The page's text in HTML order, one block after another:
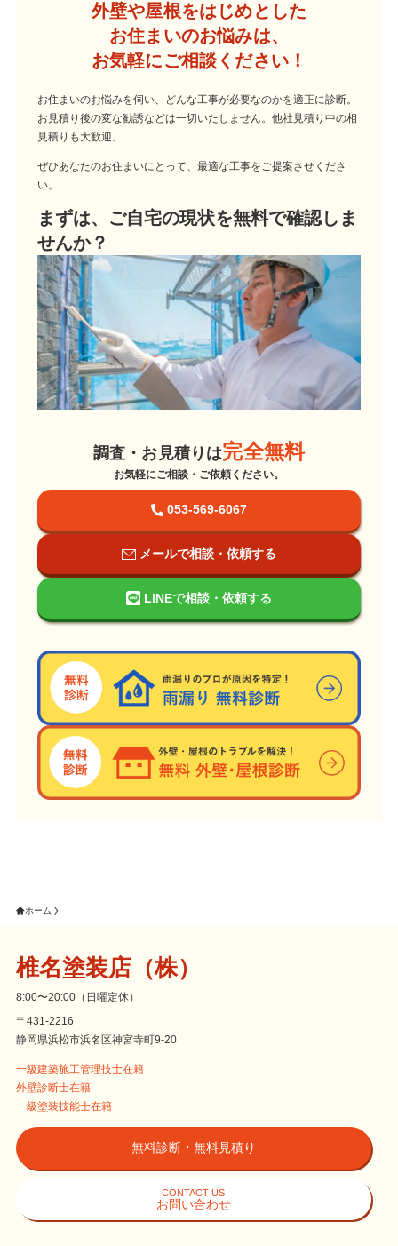
外壁や屋根をはじめとした
お住まいのお悩みは、
お気軽にご相談ください！
お住まいのお悩みを伺い、どんな工事が必要なのかを適正に診断。
お見積り後の変な勧誘などは一切いたしません。他社見積り中の相
見積りも大歓迎。
ぜひあなたのお住まいにとって、最適な工事をご提案させくださ
い。
まずは、ご自宅の現状を無料で確認しま
せんか？
調査・お見積りは完全無料
お気軽にご相談・ご依頼ください。
053-569-6067
メールで相談・依頼する
LINEで相談・依頼する
ホーム
椎名塗装店（株）
8:00〜20:00（日曜定休）
〒431-2216
静岡県浜松市浜名区神宮寺町9-20
一級建築施工管理技士在籍
外壁診断士在籍
一級塗装技能士在籍
無料診断・無料見積り
CONTACT US
お問い合わせ